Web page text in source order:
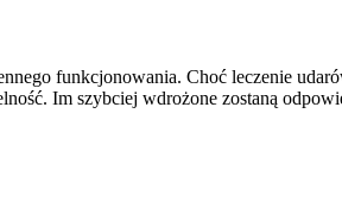
funkcjonowania. Choć leczenie
Im szybciej wdrożone zostaną